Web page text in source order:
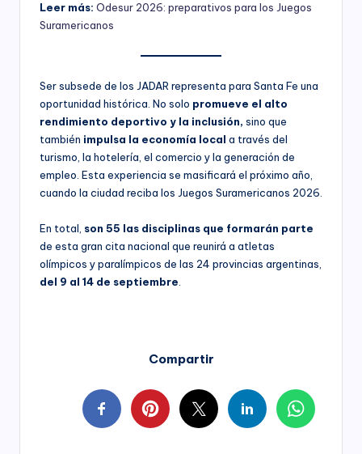
Leer más: Odesur 2026: preparativos para los Juegos
Suramericanos
Ser subsede de los JADAR representa para Santa Fe una
oportunidad histórica. No solo promueve el alto
rendimiento deportivo y la inclusión, sino que
también impulsa la economía local a través del
turismo, la hotelería, el comercio y la generación de
empleo. Esta experiencia se masificará el próximo año,
cuando la ciudad reciba los Juegos Suramericanos 2026.
En total, son 55 las disciplinas que formarán parte
de esta gran cita nacional que reunirá a atletas
olímpicos y paralímpicos de las 24 provincias argentinas,
del 9 al 14 de septiembre.
Compartir